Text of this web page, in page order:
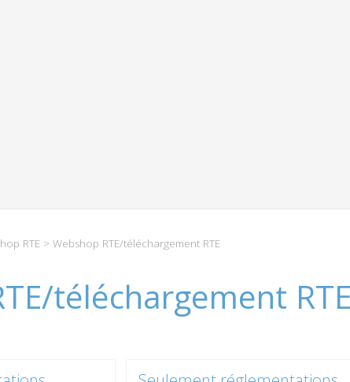
RTE > Webshop RTE/téléchargement RTE
téléchargement RTE